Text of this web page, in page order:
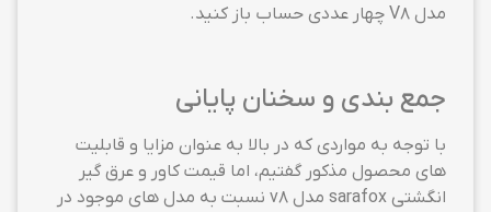
مدل V8 چهار عددی حساب باز کنید.
جمع بندی و سخنان پایانی
با توجه به مواردی که در بالا به عنوان مزایا و قابلیت
های محصول مذکور گفتیم، اما قیمت کاور و عرق گیر
انگشتی sarafox مدل v8 نسبت به مدل های موجود در